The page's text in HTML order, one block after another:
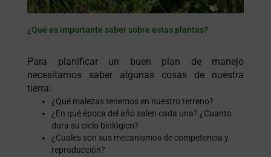
¿Qué es importante saber sobre estas plantas?
Para planificar un buen plan de manejo
necesitamos saber algunas cosas de nuestra
tierra:
¿Qué malezas tenemos en nuestro terreno?
¿En qué época del año salen cada una? ¿Cuanto
dura su ciclo biológico?
¿Cuales son sus mecanismos de competencia y
reproducción?